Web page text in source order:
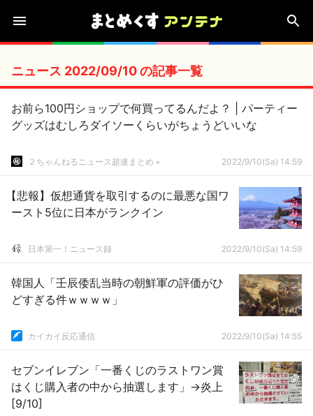
ニュース 2022/09/10 の記事一覧
お前ら100円ショップで何買ってるんだよ？ | パーティー
グッズはむしろダイソーくらいがちょうどいいな
２ちゃんねるニュース超速まとめ＋ 2022/9/10(Sa) 14:59
【悲報】仮想通貨を取引するのに最悪な国ワ
ースト5位に日本がランクイン
日本第一！ニュース録 2022/9/10(Sa) 14:59
韓国人「壬辰倭乱当時の朝鮮軍の評価がひ
どすぎる件ｗｗｗｗ」
カイカイ反応通信 2022/9/10(Sa) 14:55
セブンイレブン「一番くじのラストワン賞
はくじ購入者の中から抽選します」→炎上
[9/10]